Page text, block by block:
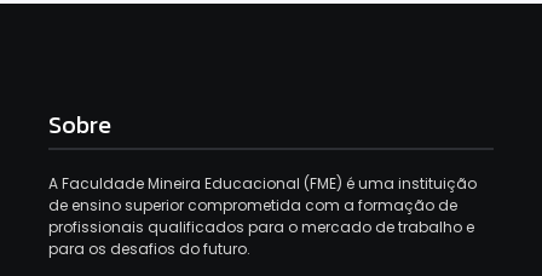
Sobre
A Faculdade Mineira Educacional (FME) é uma instituição
de ensino superior comprometida com a formação de
profissionais qualificados para o mercado de trabalho e
para os desafios do futuro.